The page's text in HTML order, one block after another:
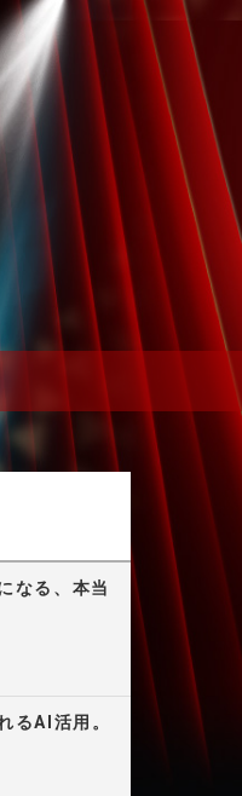
なる、本当
るAI活用。